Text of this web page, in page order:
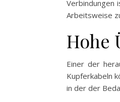
Verbindungen
Arbeitsweise
Hohe
Einer der
Kupferkabeln
in der der